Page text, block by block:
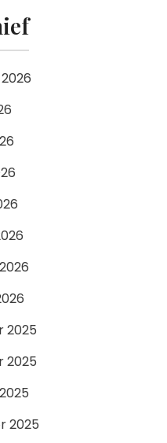
2025
2025
2025